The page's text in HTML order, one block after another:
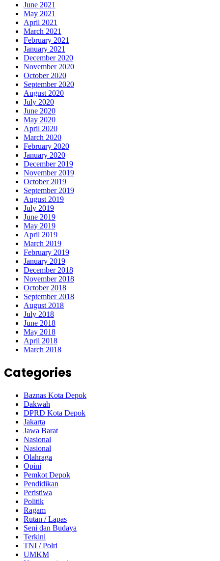
June 2021
May 2021
April 2021
March 2021
February 2021
January 2021
December 2020
November 2020
October 2020
September 2020
August 2020
July 2020
June 2020
May 2020
April 2020
March 2020
February 2020
January 2020
December 2019
November 2019
October 2019
September 2019
August 2019
July 2019
June 2019
May 2019
April 2019
March 2019
February 2019
January 2019
December 2018
November 2018
October 2018
September 2018
August 2018
July 2018
June 2018
May 2018
April 2018
March 2018
Categories
Baznas Kota Depok
Dakwah
DPRD Kota Depok
Jakarta
Jawa Barat
Nasional
Nasional
Olahraga
Opini
Pemkot Depok
Pendidikan
Peristiwa
Politik
Ragam
Rutan / Lapas
Seni dan Budaya
Terkini
TNI / Polri
UMKM